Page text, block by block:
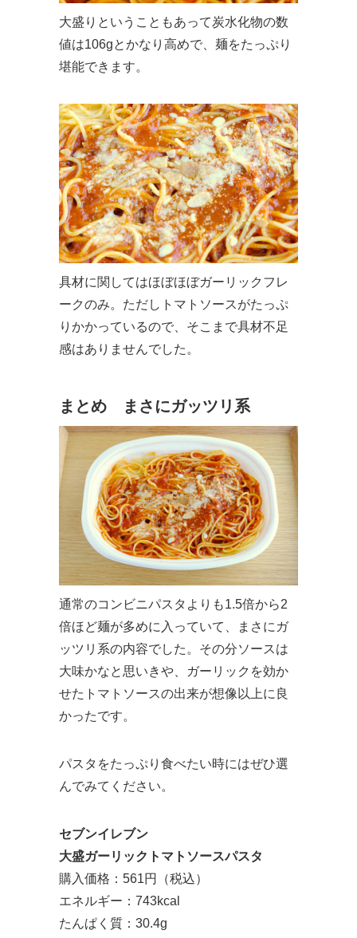
大盛りということもあって炭水化物の数
値は106gとかなり高めで、麺をたっぷり
堪能できます。
具材に関してはほぼほぼガーリックフレ
ークのみ。ただしトマトソースがたっぷ
りかかっているので、そこまで具材不足
感はありませんでした。
まとめ まさにガッツリ系
通常のコンビニパスタよりも1.5倍から2
倍ほど麺が多めに入っていて、まさにガ
ッツリ系の内容でした。その分ソースは
大味かなと思いきや、ガーリックを効か
せたトマトソースの出来が想像以上に良
かったです。
パスタをたっぷり食べたい時にはぜひ選
んでみてください。
セブンイレブン
大盛ガーリックトマトソースパスタ
購入価格：561円（税込）
エネルギー：743kcal
たんぱく質：30.4g